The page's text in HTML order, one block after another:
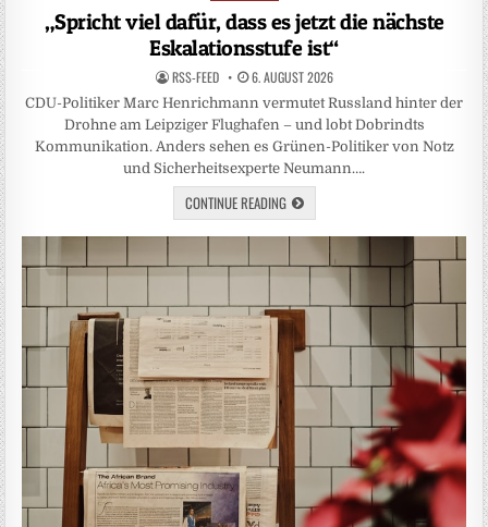
„Spricht viel dafür, dass es jetzt die nächste
Eskalationsstufe ist“
RSS-FEED 6. AUGUST 2026
CDU-Politiker Marc Henrichmann vermutet Russland hinter der
Drohne am Leipziger Flughafen – und lobt Dobrindts
Kommunikation. Anders sehen es Grünen-Politiker von Notz
und Sicherheitsexperte Neumann….
CONTINUE READING